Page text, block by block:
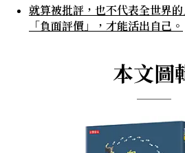
就算被批評，也不代表全世界
「負面評價」，才能活出自己。
本文圖